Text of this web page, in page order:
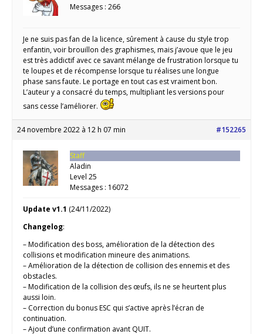
Messages : 266
Je ne suis pas fan de la licence, sûrement à cause du style trop
enfantin, voir brouillon des graphismes, mais j’avoue que le jeu
est très addictif avec ce savant mélange de frustration lorsque tu
te loupes et de récompense lorsque tu réalises une longue
phase sans faute. Le portage en tout cas est vraiment bon.
L’auteur y a consacré du temps, multipliant les versions pour
sans cesse l’améliorer.
24 novembre 2022 à 12 h 07 min #152265
Staff
Aladin
Level 25
Messages : 16072
Update v1.1 (24/11/2022)
Changelog:
– Modification des boss, amélioration de la détection des
collisions et modification mineure des animations.
– Amélioration de la détection de collision des ennemis et des
obstacles.
– Modification de la collision des œufs, ils ne se heurtent plus
aussi loin.
– Correction du bonus ESC qui s’active après l’écran de
continuation.
– Ajout d’une confirmation avant QUIT.